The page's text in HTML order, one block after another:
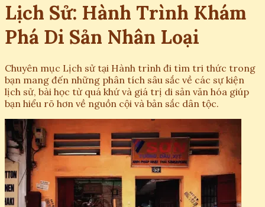
Lịch Sử: Hành Trình Khám
Phá Di Sản Nhân Loại
Chuyên mục Lịch sử tại Hành trình đi tìm tri thức trong
bạn mang đến những phân tích sâu sắc về các sự kiện
lịch sử, bài học từ quá khứ và giá trị di sản văn hóa giúp
bạn hiểu rõ hơn về nguồn cội và bản sắc dân tộc.